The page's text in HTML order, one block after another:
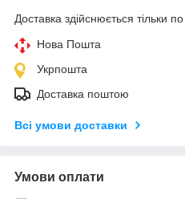
Доставка здійснюється тільки
Нова Пошта
Укрпошта
Доставка поштою
Всі умови доставки
Умови оплати